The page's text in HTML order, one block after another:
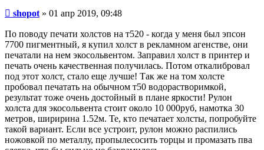
Непрочитанное
сообщение
shopot » 01 апр 2019, 09:48
По поводу печати холстов на т520 - когда у меня был эпсон
7700 пигментный, я купил холст в рекламном агенстве, они
печатали на нем экосольвентом. Заправил холст в принтер и
печать очень качественная получилась. Потом откалибровал
под этот холст, стало еще лучше! Так же на том холсте
пробовал печатать на обычном т50 водорастворимкой,
результат тоже очень достойный в плане яркости! Рулон
холста для экосольвента стоит около 10 000руб, намотка 30
метров, ширирина 1.52м. Те, кто печатает холсты, попробуйте
такой вариант. Если все устроит, рулон можно распились
ножовкой по металлу, пропылесосить торцы и промазать пва